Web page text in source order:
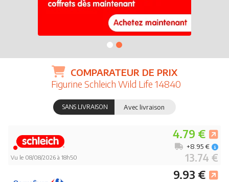
COMPARATEUR DE PRIX
Figurine Schleich Wild Life 14840
SANS LIVRAISON Avec livraison
Vu le 08/08/2026 à 18h50
4.79 €
13.74 €
+8.95 €
9.93 €